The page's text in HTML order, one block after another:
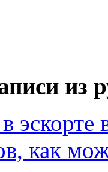
из
эскорте
как